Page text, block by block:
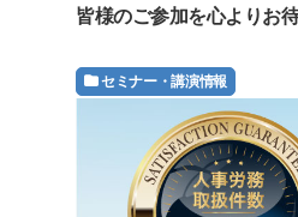
皆様のご参加を心よりお
セミナー・講演情報